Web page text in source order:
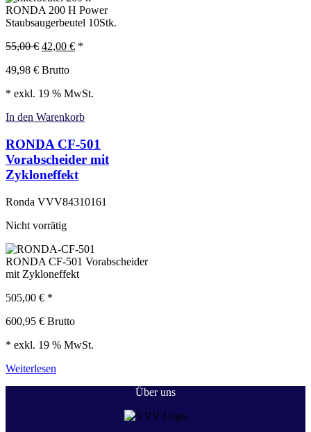
RONDA 200 H Power
Staubsaugerbeutel 10Stk.
55,00€ 42,00 € *
49,98 € Brutto
* exkl. 19 % MwSt.
In den Warenkorb
RONDA CF-501
Vorabscheider mit
Zykloneffekt
Ronda VVV84310161
Nicht vorrätig
RONDA CF-501 Vorabscheider
mit Zykloneffekt
505,00 € *
600,95 € Brutto
* exkl. 19 % MwSt.
Weiterlesen
Über uns